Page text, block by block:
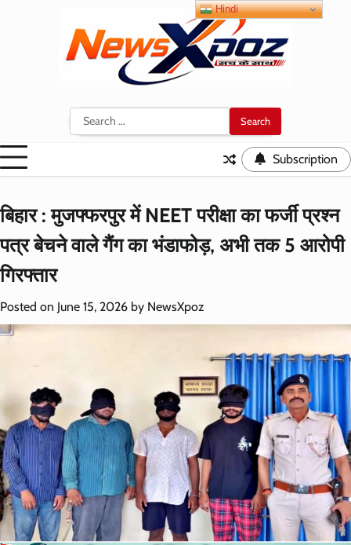
Search
for:
Subscription
बिहार : मुजफ्फरपुर में NEET परीक्षा का फर्जी प्रश्न
पत्र बेचने वाले गैंग का भंडाफोड़, अभी तक 5 आरोपी
गिरफ्तार
Posted on June 15, 2026 by NewsXpoz
Hindi